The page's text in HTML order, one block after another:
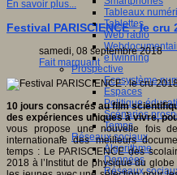
Tableaux
Tablettes
Web radio
eTwinning
Prospective
Ecosystème
Espaces
Politique
Scénarios
Temps
Réseaux sociaux
Algorithme
Données
Réseaux
En savoir plus...
Festival PARISCIENCE : le cru
samedi, 08 septembre 2018
Fait marquant
10 jours consacrés au film
des expériences uniques à vivre,
vous propose une nouvelle fois
internationale des meilleurs
temps : Le PARISCIENCE des
2018 à l’Institut de physique du